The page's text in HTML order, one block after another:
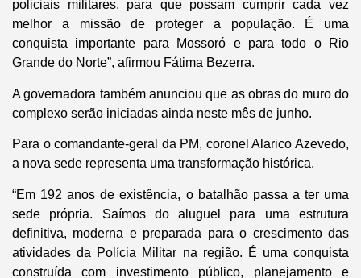
policiais militares, para que possam cumprir cada vez
melhor a missão de proteger a população. É uma
conquista importante para Mossoró e para todo o Rio
Grande do Norte”, afirmou Fátima Bezerra.
A governadora também anunciou que as obras do muro do
complexo serão iniciadas ainda neste mês de junho.
Para o comandante-geral da PM, coronel Alarico Azevedo,
a nova sede representa uma transformação histórica.
“Em 192 anos de existência, o batalhão passa a ter uma
sede própria. Saímos do aluguel para uma estrutura
definitiva, moderna e preparada para o crescimento das
atividades da Polícia Militar na região. É uma conquista
construída com investimento público, planejamento e